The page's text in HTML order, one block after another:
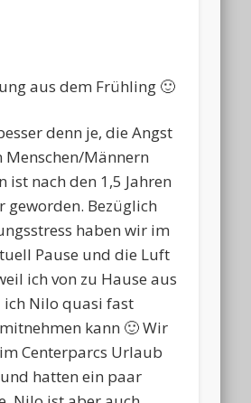
aus dem Frühling 🙂
denn je, die Angst
Menschen/Männern
ist nach den 1,5 Jahren
geworden. Bezüglich
haben wir im
Pause und die Luft
ich von zu Hause aus
Nilo quasi fast
kann 🙂 Wir
Centerparcs Urlaub
hatten ein paar